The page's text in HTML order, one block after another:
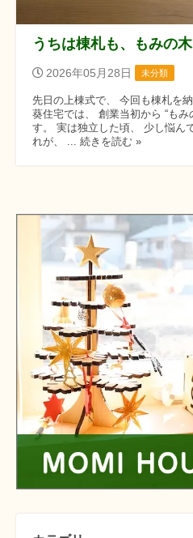
うちは棟札も、もみの木
2026年05月28日 未分類
先日の上棟式で、 今回も棟札を
葵住宅では、 創業当初から “もみ
す。 実は独立した頃、 少し悩ん
れが、 ... 続きを読む »